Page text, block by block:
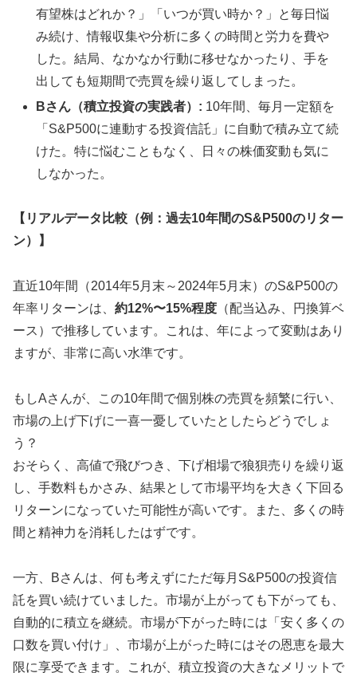
有望株はどれか？」「いつが買い時か？」と毎日悩
み続け、情報収集や分析に多くの時間と労力を費や
した。結局、なかなか行動に移せなかったり、手を
出しても短期間で売買を繰り返してしまった。
Bさん（積立投資の実践者）: 10年間、毎月一定額を
「S&P500に連動する投資信託」に自動で積み立て続
けた。特に悩むこともなく、日々の株価変動も気に
しなかった。
【リアルデータ比較（例：過去10年間のS&P500のリター
ン）】
直近10年間（2014年5月末～2024年5月末）のS&P500の
年率リターンは、 約12%〜15%程度 （配当込み、円換算ベ
ース）で推移しています。これは、年によって変動はあり
ますが、非常に高い水準です。
もしAさんが、この10年間で個別株の売買を頻繁に行い、
市場の上げ下げに一喜一憂していたとしたらどうでしょ
う？
おそらく、高値で飛びつき、下げ相場で狼狽売りを繰り返
し、手数料もかさみ、結果として市場平均を大きく下回る
リターンになっていた可能性が高いです。また、多くの時
間と精神力を消耗したはずです。
一方、Bさんは、何も考えずにただ毎月S&P500の投資信
託を買い続けていました。市場が上がっても下がっても、
自動的に積立を継続。市場が下がった時には「安く多くの
口数を買い付け」、市場が上がった時にはその恩恵を最大
限に享受できます。これが、積立投資の大きなメリットで